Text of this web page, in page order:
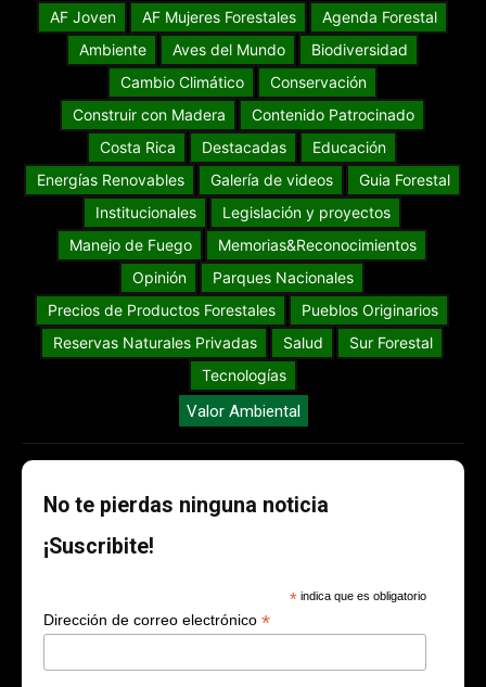
AF Joven AF Mujeres Forestales
Agenda Forestal
Ambiente
Aves del Mundo
Biodiversidad
Cambio Climático
Conservación
Construir con Madera
Contenido Patrocinado
Costa Rica
Destacadas
Educación
Energías Renovables
Galería de videos
Guia Forestal
Institucionales
Legislación y proyectos
Manejo de Fuego
Memorias&Reconocimientos
Opinión
Parques Nacionales
Precios de Productos Forestales
Pueblos Originarios
Reservas Naturales Privadas
Salud
Sur Forestal
Tecnologías
Valor Ambiental
No te pierdas ninguna noticia
¡Suscribite!
* indica que es obligatorio
Dirección de correo electrónico *